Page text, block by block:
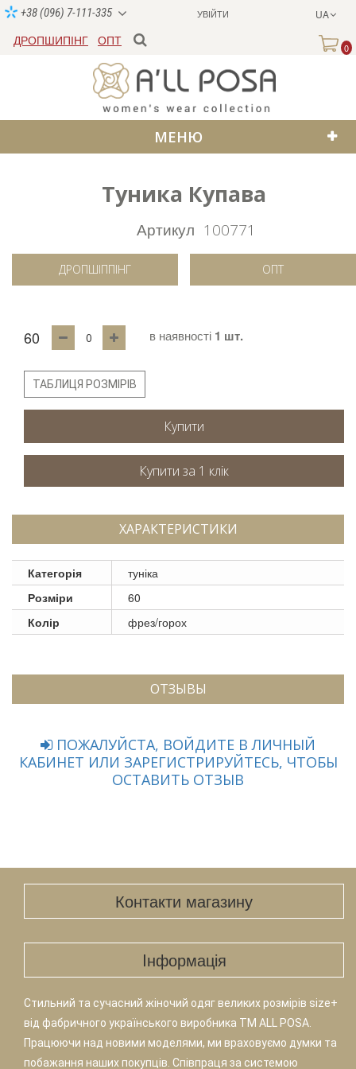
УВІЙТИ UA
+38 (096) 7-111-335
ДРОПШИПІНГ ОПТ
0
МЕНЮ
Туника Купава
Артикул 100771
ДРОПШІППІНГ ОПТ
60 в наявності 1 шт.
ТАБЛИЦЯ РОЗМІРІВ
Купити
ХАРАКТЕРИСТИКИ
Категорія
туніка
Розміри
60
Колір
фрез/горох
ОТЗЫВЫ
ПОЖАЛУЙСТА, ВОЙДИТЕ В ЛИЧНЫЙ
КАБИНЕТ ИЛИ ЗАРЕГИСТРИРУЙТЕСЬ, ЧТОБЫ
ОСТАВИТЬ ОТЗЫВ
Контакти магазину
Iнформація
Стильний та сучасний жіночий одяг великих розмірів size+
від фабричного українського виробника TM ALL POSA.
Працюючи над новими моделями, ми враховуємо думки та
побажання наших покупців. Співпраця за системою